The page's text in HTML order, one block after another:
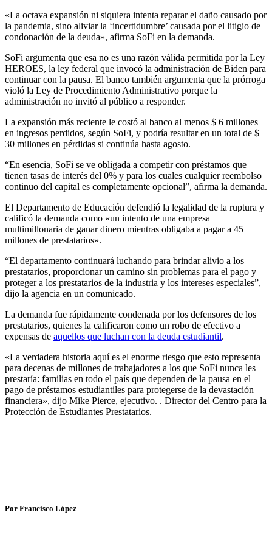
«La octava expansión ni siquiera intenta reparar el daño causado por
la pandemia, sino aliviar la ‘incertidumbre’ causada por el litigio de
condonación de la deuda», afirma SoFi en la demanda.
SoFi argumenta que esa no es una razón válida permitida por la Ley
HEROES, la ley federal que invocó la administración de Biden para
continuar con la pausa. El banco también argumenta que la prórroga
violó la Ley de Procedimiento Administrativo porque la
administración no invitó al público a responder.
La expansión más reciente le costó al banco al menos $ 6 millones
en ingresos perdidos, según SoFi, y podría resultar en un total de $
30 millones en pérdidas si continúa hasta agosto.
“En esencia, SoFi se ve obligada a competir con préstamos que
tienen tasas de interés del 0% y para los cuales cualquier reembolso
continuo del capital es completamente opcional”, afirma la demanda.
El Departamento de Educación defendió la legalidad de la ruptura y
calificó la demanda como «un intento de una empresa
multimillonaria de ganar dinero mientras obligaba a pagar a 45
millones de prestatarios».
“El departamento continuará luchando para brindar alivio a los
prestatarios, proporcionar un camino sin problemas para el pago y
proteger a los prestatarios de la industria y los intereses especiales”,
dijo la agencia en un comunicado.
La demanda fue rápidamente condenada por los defensores de los
prestatarios, quienes la calificaron como un robo de efectivo a
expensas de aquellos que luchan con la deuda estudiantil.
«La verdadera historia aquí es el enorme riesgo que esto representa
para decenas de millones de trabajadores a los que SoFi nunca les
prestaría: familias en todo el país que dependen de la pausa en el
pago de préstamos estudiantiles para protegerse de la devastación
financiera», dijo Mike Pierce, ejecutivo. . Director del Centro para la
Protección de Estudiantes Prestatarios.
Por Francisco López